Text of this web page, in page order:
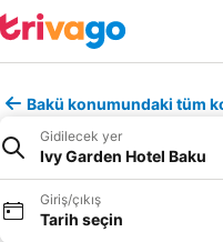
Bakü konumundaki tüm
Gidilecek yer
Ivy Garden Hotel Baku
Giriş/çıkış
Tarih seçin